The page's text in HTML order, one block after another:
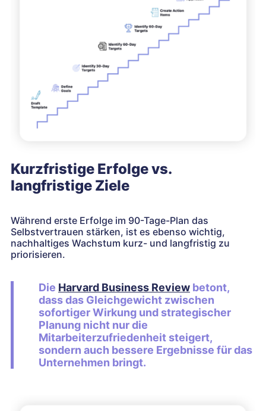
Kurzfristige Erfolge vs.
langfristige Ziele
Während erste Erfolge im 90-Tage-Plan das
Selbstvertrauen stärken, ist es ebenso wichtig,
nachhaltiges Wachstum kurz- und langfristig zu
priorisieren.
Die Harvard Business Review betont,
dass das Gleichgewicht zwischen
sofortiger Wirkung und strategischer
Planung nicht nur die
Mitarbeiterzufriedenheit steigert,
sondern auch bessere Ergebnisse für das
Unternehmen bringt.